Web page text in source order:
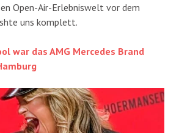
Open-Air-Erlebniswelt vor dem
uns komplett.
war das AMG Mercedes Brand